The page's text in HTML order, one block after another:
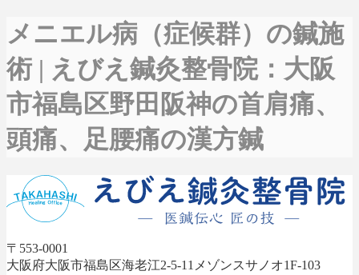
メニエル病（症候群）の鍼施
術 | えびえ鍼灸整骨院：大阪
市福島区野田阪神の首肩痛、
頭痛、足腰痛の漢方鍼
〒553-0001
大阪府大阪市福島区海老江2-5-11メゾンスサノオ1F-103